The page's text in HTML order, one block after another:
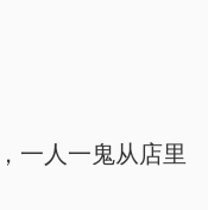
一人一鬼从店里